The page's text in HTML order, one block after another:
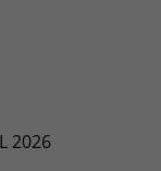
2026